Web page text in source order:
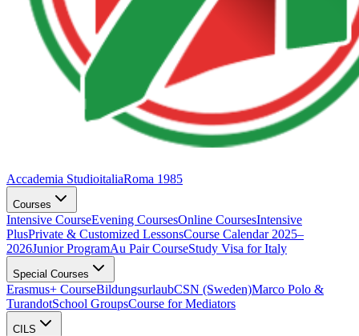
Accademia StudioitaliaRoma 1985
Courses
Intensive CourseEvening CoursesOnline CoursesIntensive
PlusPrivate & Customized LessonsCourse Calendar 2025–
2026Junior ProgramAu Pair CourseStudy Visa for Italy
Special Courses
Erasmus+ CourseBildungsurlaubCSN (Sweden)Marco Polo &
TurandotSchool GroupsCourse for Mediators
CILS